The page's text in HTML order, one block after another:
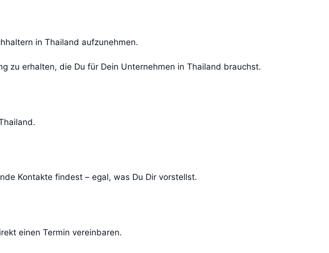
in Thailand aufzunehmen.
zu erhalten, die Du für Dein Unternehmen in Thailand brauchst.
Kontakte findest – egal, was Du Dir vorstellst.
einen Termin vereinbaren.